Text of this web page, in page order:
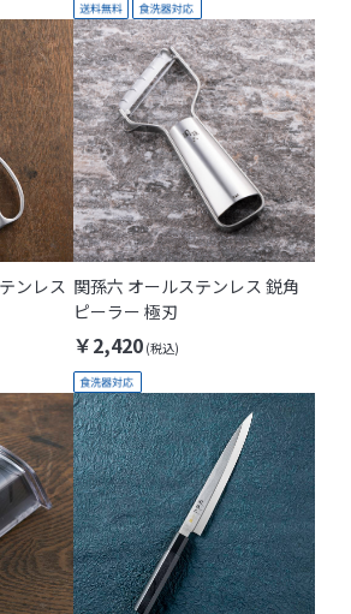
ンレス 関孫六 オールステンレス 鋭角
ピーラー 極刃
￥2,420